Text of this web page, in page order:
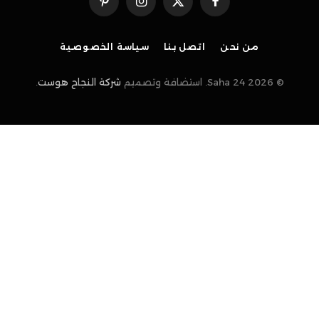
فيسبوكX
(Twitter)
الانستغرامبينتيريست
من نحن اتصل بنا سياسة الخصوصية
© 2026 Saha 24. استضافة وتصميم شركة النجاح هوست